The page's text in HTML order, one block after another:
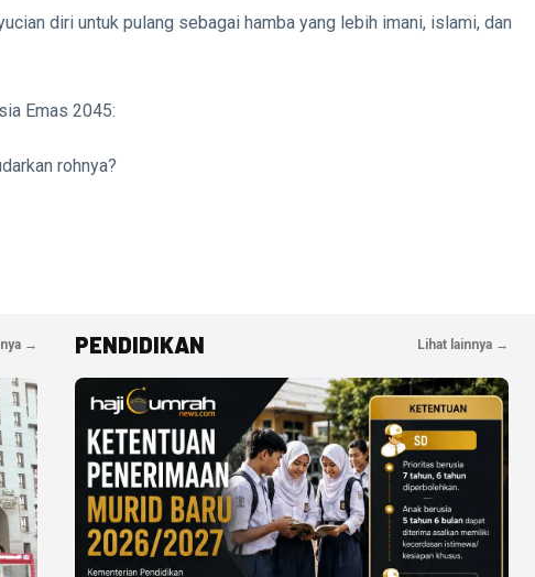
diri untuk pulang sebagai hamba yang lebih imani, islami, dan
Emas 2045:
rohnya?
→ PENDIDIKAN Lihat lainnya →